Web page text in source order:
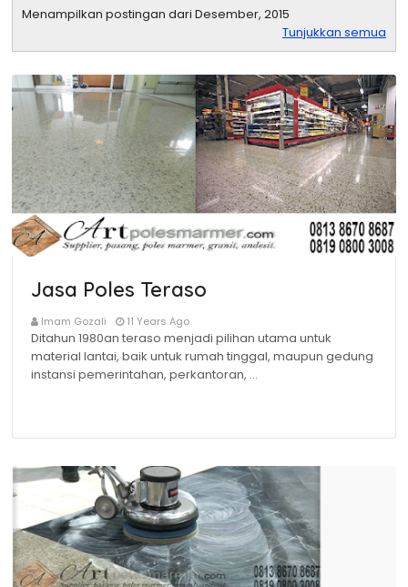
Menampilkan postingan dari Desember, 2015
Tunjukkan semua
Jasa Poles Teraso
Imam Gozali 11 Years Ago
Ditahun 1980an teraso menjadi pilihan utama untuk
material lantai, baik untuk rumah tinggal, maupun gedung
instansi pemerintahan, perkantoran, …